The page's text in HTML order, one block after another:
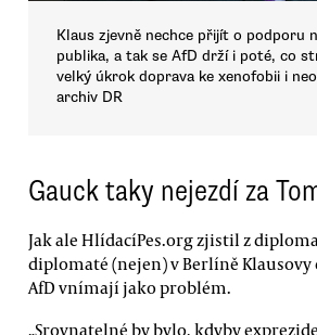
Klaus zjevně nechce přijít o podporu
publika, a tak se AfD drží i poté, co
velký úkrok doprava ke xenofobii i
archiv DR
Gauck taky nejezdí za
Jak ale HlídacíPes.org zjistil z
diplomaté (nejen) v Berlíně
AfD vnímají jako problém.
„Srovnatelné by bylo, kdyby